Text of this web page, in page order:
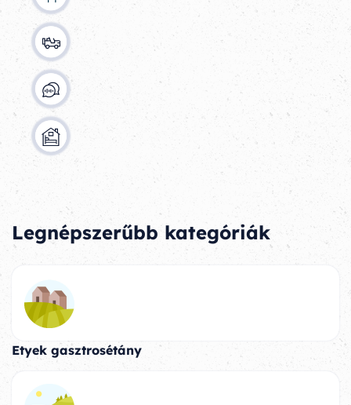
Legnépszerűbb kategóriák
Etyek gasztrosétány